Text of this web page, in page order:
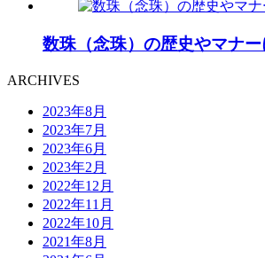
数珠（念珠）の歴史やマナ
ARCHIVES
2023年8月
2023年7月
2023年6月
2023年2月
2022年12月
2022年11月
2022年10月
2021年8月